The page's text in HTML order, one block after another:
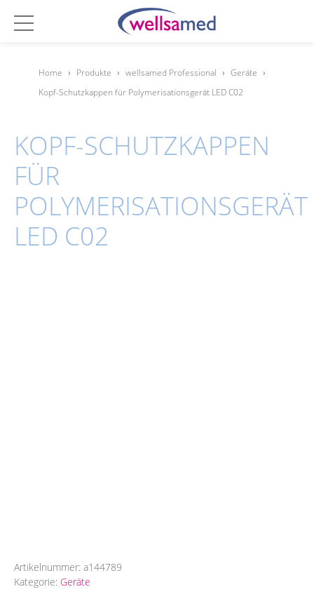
Home › Produkte › wellsamed Professional › Geräte ›
Kopf-Schutzkappen für Polymerisationsgerät LED C02
KOPF-SCHUTZKAPPEN
FÜR
POLYMERISATIONSGERÄT
LED C02
Artikelnummer: a144789
Kategorie: Geräte